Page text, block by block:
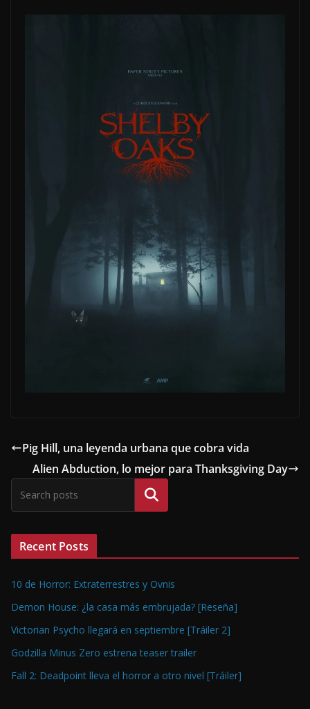
Pig Hill, una leyenda urbana que cobra vida
Alien Abduction, lo mejor para Thanksgiving Day
Buscar
Recent Posts
10 de Horror: Extraterrestres y Ovnis
Demon House: ¿la casa más embrujada? [Reseña]
Victorian Psycho llegará en septiembre [Tráiler 2]
Godzilla Minus Zero estrena teaser trailer
Fall 2: Deadpoint lleva el horror a otro nivel [Tráiler]